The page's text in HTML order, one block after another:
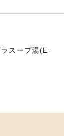
スープ湯(E-